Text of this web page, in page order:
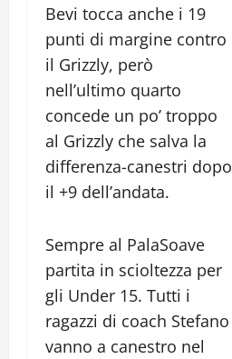
Bevi tocca anche i 19
punti di margine contro
il Grizzly, però
nell’ultimo quarto
concede un po’ troppo
al Grizzly che salva la
differenza-canestri dopo
il +9 dell’andata.
Sempre al PalaSoave
partita in scioltezza per
gli Under 15. Tutti i
ragazzi di coach Stefano
vanno a canestro nel